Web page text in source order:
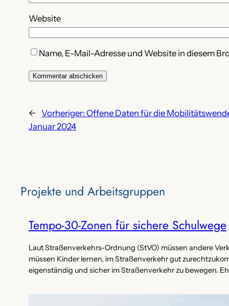
Projekte‌ und Arbeitsgruppen
Tempo-30-Zonen für sichere Schulwege
Laut Straßenverkehrs-Ordnung (StVO) müssen andere
müssen Kinder lernen, im Straßenverkehr gut
eigenständig und sicher im Straßenverkehr zu bewegen.
Website
Name, E-Mail-Adresse und Website in diesem
← Vorheriger: Offene Daten für die
Januar 2024